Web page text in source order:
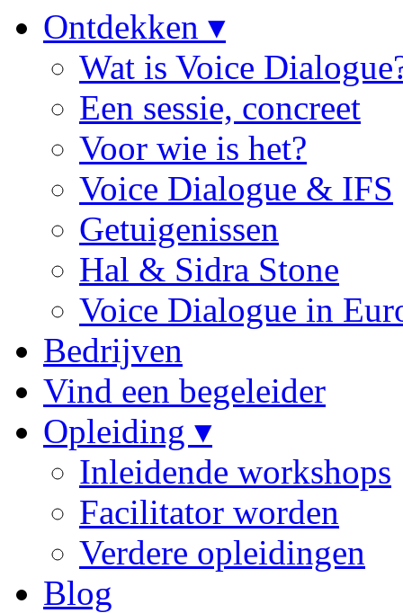
Ontdekken ▾
Wat is Voice
Een sessie, concreet
Voor wie is het?
Voice Dialogue & IFS
Getuigenissen
Hal & Sidra Stone
Voice Dialogue in
Bedrijven
Vind een begeleider
Opleiding ▾
Inleidende workshops
Facilitator worden
Verdere opleidingen
Blog